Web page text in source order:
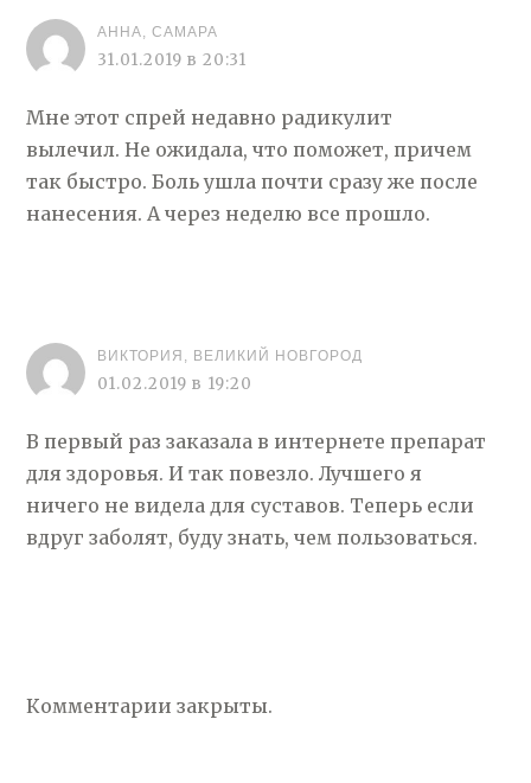
АННА, САМАРА
31.01.2019 в 20:31
Мне этот спрей недавно радикулит
вылечил. Не ожидала, что поможет, причем
так быстро. Боль ушла почти сразу же после
нанесения. А через неделю все прошло.
ВИКТОРИЯ, ВЕЛИКИЙ НОВГОРОД
01.02.2019 в 19:20
В первый раз заказала в интернете препарат
для здоровья. И так повезло. Лучшего я
ничего не видела для суставов. Теперь если
вдруг заболят, буду знать, чем пользоваться.
Комментарии закрыты.